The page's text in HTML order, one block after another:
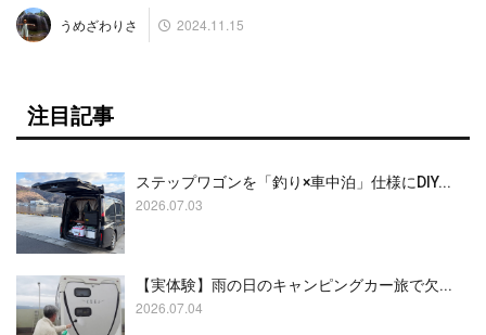
うめざわりさ 2024.11.15
注目記事
ステップワゴンを「釣り×車中泊」仕様にDIY...
2026.07.03
【実体験】雨の日のキャンピングカー旅で欠...
2026.07.04